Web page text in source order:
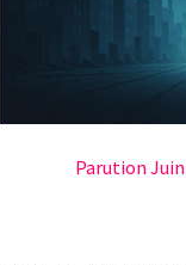
Parution Juin